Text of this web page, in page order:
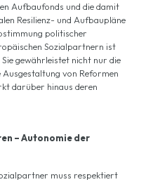
Aufbaufonds und die damit
Resilienz- und Aufbaupläne
politischer
Sozialpartnern ist
gewährleistet nicht nur die
von Reformen
darüber hinaus deren
– Autonomie der
muss respektiert